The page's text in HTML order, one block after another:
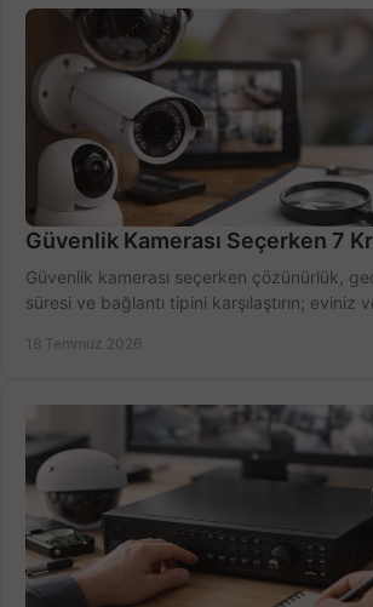
Güvenlik Kamerası Seçerken 7
Güvenlik kamerası seçerken çözünürlük,
süresi ve bağlantı tipini karşılaştırın; eviniz
18 Temmuz 2026